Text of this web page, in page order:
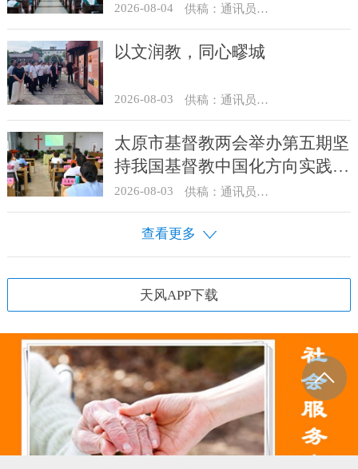
2026-08-04 供稿：通讯员 景健美
以文润教，同心疁城
2026-08-03 供稿：通讯员 景健美
太原市基督教两会举办第五期坚
持我国基督教中国化方向实践能
力专题培训
2026-08-03 供稿：通讯员 王建春 摄影：史爱梅
查看更多
天风APP下载